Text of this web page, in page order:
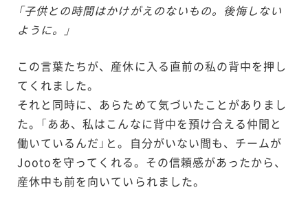
「子供との時間はかけがえのないもの。後悔しない
ように。」
この言葉たちが、産休に入る直前の私の背中を押し
てくれました。
それと同時に、あらためて気づいたことがありまし
た。「ああ、私はこんなに背中を預け合える仲間と
働いているんだ」と。自分がいない間も、チームが
Jootoを守ってくれる。その信頼感があったから、
産休中も前を向いていられました。